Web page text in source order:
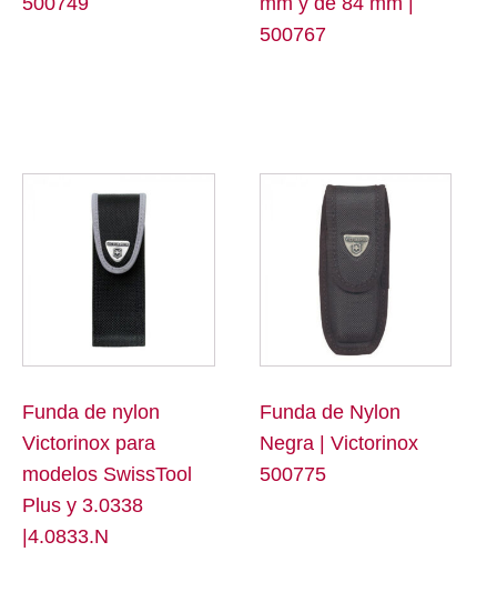
500767
Funda de nylon
Victorinox para
modelos SwissTool
Plus y 3.0338
|4.0833.N
Funda de Nylon
Negra | Victorinox
500775